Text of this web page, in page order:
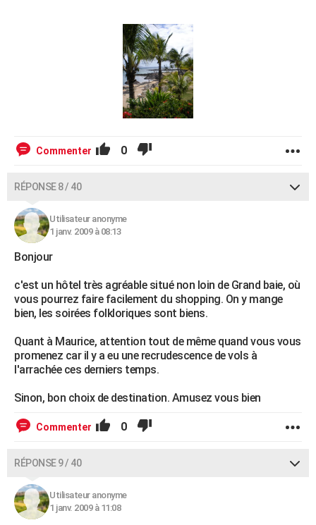
Commenter 0
RÉPONSE 8 / 40
Utilisateur anonyme
1 janv. 2009 à 08:13
Bonjour
c'est un hôtel très agréable situé non loin de Grand baie, où
vous pourrez faire facilement du shopping. On y mange
bien, les soirées folkloriques sont biens.
Quant à Maurice, attention tout de même quand vous vous
promenez car il y a eu une recrudescence de vols à
l'arrachée ces derniers temps.
Sinon, bon choix de destination. Amusez vous bien
Commenter 0
RÉPONSE 9 / 40
Utilisateur anonyme
1 janv. 2009 à 11:08